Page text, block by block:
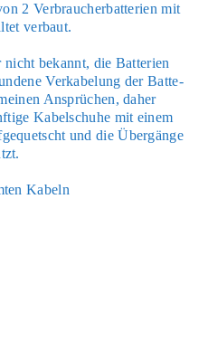
2 Ver­brau­cher­bat­te­rien mit
ver­baut.
bekannt, die Bat­te­rien
Ver­ka­be­lung der Bat­te­
Ansprü­chen, daher
Kabel­schu­he mit einem
und die Über­gän­ge
Kabeln